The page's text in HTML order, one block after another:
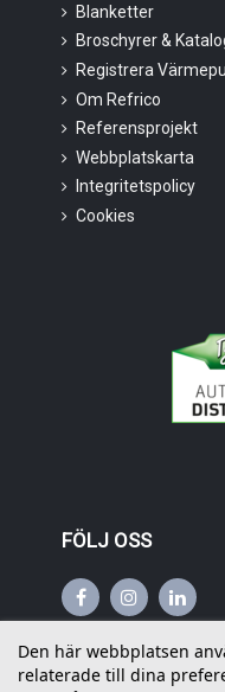
Blanketter
Broschyrer &
Registrera
Om Refrico
Referensprojekt
Webbplatskarta
Integritetspolicy
Cookies
Den här webbplatsen
relaterade till dina
FÖLJ OSS